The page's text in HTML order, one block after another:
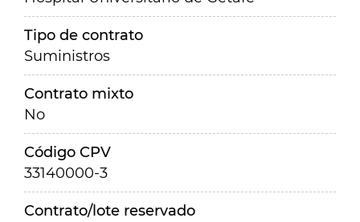
Tipo de contrato
Suministros
Contrato mixto
No
Código CPV
33140000-3
Contrato/lote reservado